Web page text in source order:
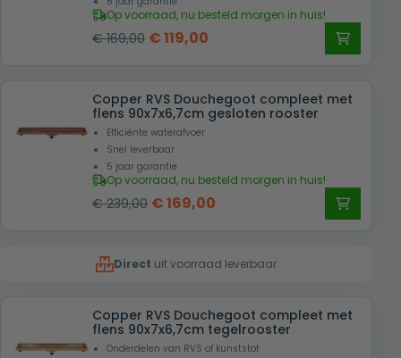
Op voorraad, nu besteld morgen in huis!
€169,00 Oorspronkelijke
was:
€ 169,00.
€119,00
is:
€ 119,00.
Copper RVS Douchegoot compleet met
flens 90x7x6,7cm gesloten rooster
Efficiënte waterafvoer
Snel leverbaar
5 jaar garantie
Op voorraad, nu besteld morgen in huis!
€239,00 Oorspronkelijke
€ 239,00.
€169,00
€ 169,00.
Direct uit voorraad leverbaar
Copper RVS Douchegoot compleet met
flens 90x7x6,7cm tegelrooster
Onderdelen van RVS of kunststof